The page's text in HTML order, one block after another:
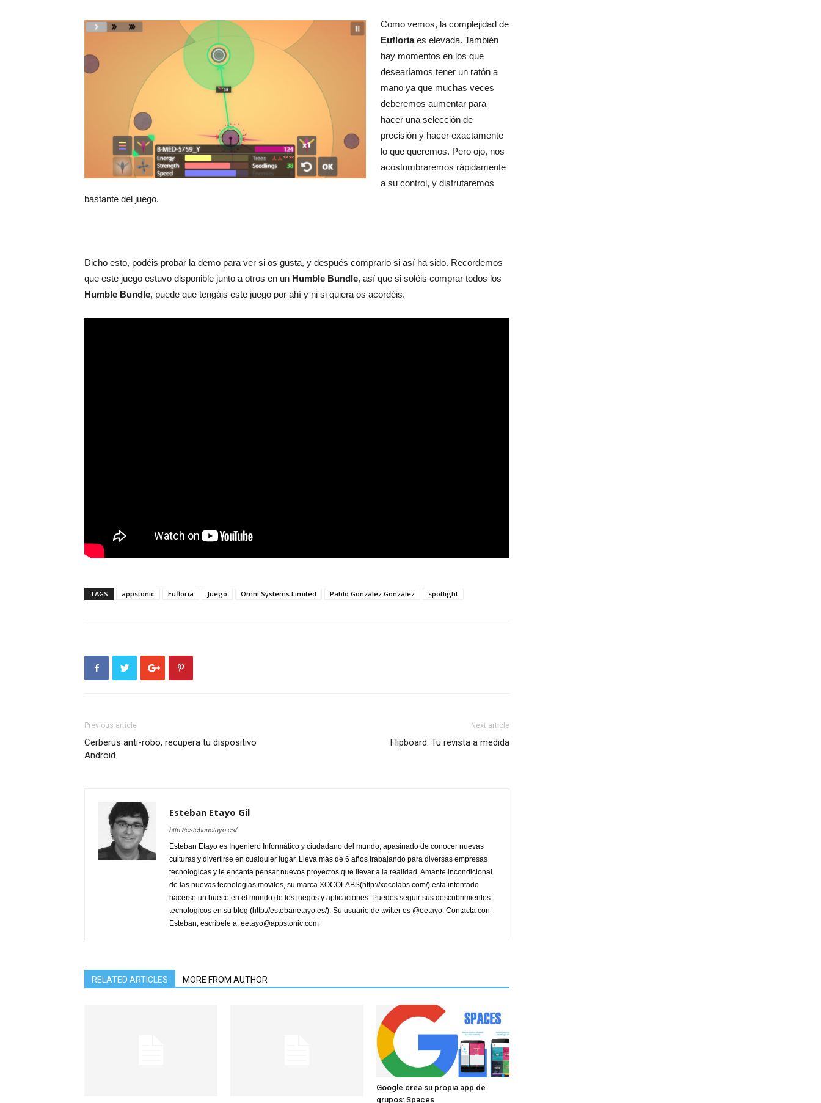
Como vemos, la complejidad de
Eufloriaes elevada. También
hay momentos en los que
desearíamos tener un ratón a
mano ya que muchas veces
deberemos aumentar para
hacer una selección de
precisión y hacer exactamente
lo que queremos. Pero ojo, nos
acostumbraremos rápidamente
a su control, y disfrutaremos
bastante del juego.
Dicho esto, podéis probar la demo para ver si os gusta, y después comprarlo si así ha sido. Recordemos
que este juego estuvo disponible junto a otros en un Humble Bundle, así que si soléis comprar todos los
Humble Bundle, puede que tengáis este juego por ahí y ni si quiera os acordéis.
TAGS appstonic Eufloria Juego Omni Systems Limited Pablo González González spotlight
Previous article
Cerberus anti-robo, recupera tu dispositivo
Android
Next article
Flipboard: Tu revista a medida
Esteban Etayo Gil
http://estebanetayo.es/
Esteban Etayo es Ingeniero Informático y ciudadano del mundo, apasinado de conocer nuevas
culturas y divertirse en cualquier lugar. Lleva más de 6 años trabajando para diversas empresas
tecnologicas y le encanta pensar nuevos proyectos que llevar a la realidad. Amante incondicional
de las nuevas tecnologias moviles, su marca XOCOLABS(http://xocolabs.com/) esta intentado
hacerse un hueco en el mundo de los juegos y aplicaciones. Puedes seguir sus descubrimientos
tecnologicos en su blog (http://estebanetayo.es/). Su usuario de twitter es @eetayo. Contacta con
Esteban, escríbele a: eetayo@appstonic.com
RELATED ARTICLES MORE FROM AUTHOR
Google crea su propia app de
grupos: Spaces